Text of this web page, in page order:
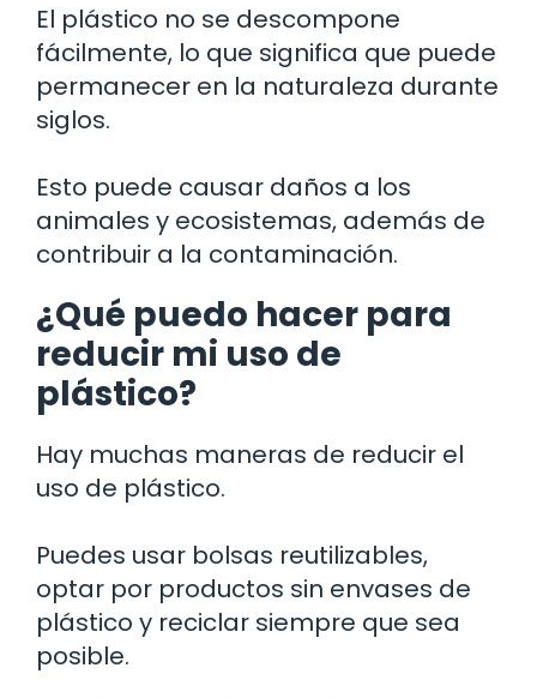
El plástico no se descompone
fácilmente, lo que significa que puede
permanecer en la naturaleza durante
siglos.
Esto puede causar daños a los
animales y ecosistemas, además de
contribuir a la contaminación.
¿Qué puedo hacer para
reducir mi uso de
plástico?
Hay muchas maneras de reducir el
uso de plástico.
Puedes usar bolsas reutilizables,
optar por productos sin envases de
plástico y reciclar siempre que sea
posible.